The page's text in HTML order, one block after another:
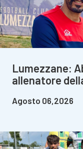
Lumezzane:
allenatore
Agosto 06,2026